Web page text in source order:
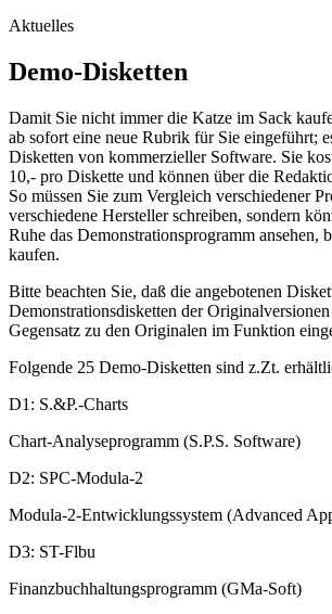
Aktuelles
Demo-Disketten
Damit Sie nicht immer die Katze im Sack
ab sofort eine neue Rubrik für Sie eingeführt;
Disketten von kommerzieller Software. Sie
10,- pro Diskette und können über die
So müssen Sie zum Vergleich verschiedener
verschiedene Hersteller schreiben, sondern
Ruhe das Demonstrationsprogramm ansehen,
kaufen.
Bitte beachten Sie, daß die angebotenen
Demonstrationsdisketten der
Gegensatz zu den Originalen im Funktion
Folgende 25 Demo-Disketten sind z.Zt.
D1: S.&P.-Charts
Chart-Analyseprogramm (S.P.S. Software)
D2: SPC-Modula-2
Modula-2-Entwicklungssystem (Advanced
D3: ST-Flbu
Finanzbuchhaltungsprogramm (GMa-Soft)